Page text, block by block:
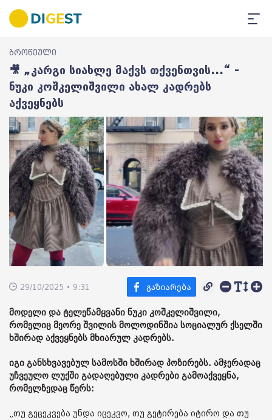
ბროწეული
🎥 „კარგი სიახლე მაქვს თქვენთვის...“ -
ნუკი კოშკელიშვილი ახალ კადრებს
აქვეყნებს
29/10/2025 • 9:31
მოდელი და ტელეწამყვანი ნუკი კოშკელიშვილი,
რომელიც მეორე შვილის მოლოდინშია სოციალურ ქსელში
ხშირად აქვეყნებს მხიარულ კადრებს.
იგი განსხვავებულ სამოსში ხშირად პოზირებს. ამჯერადაც
უჩვეულო ლუქში გადაღებული კადრები გამოაქვეყნა,
რომელზედაც წერს:
„თუ გეცეკვება უნდა იცეკვო, თუ გეტირება იტირო და თუ